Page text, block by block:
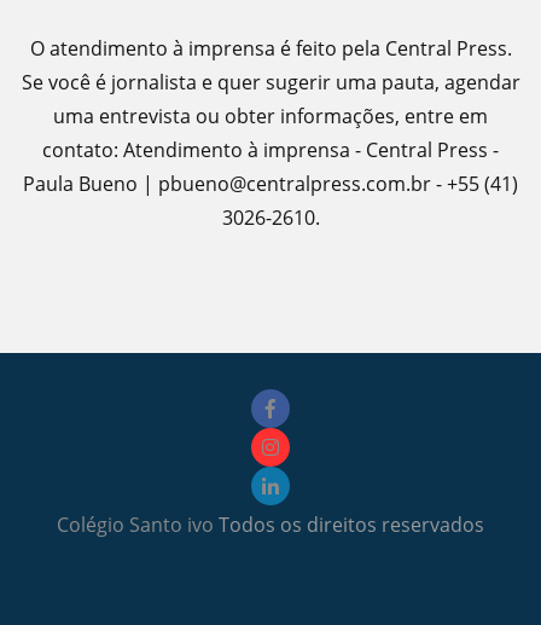
O atendimento à imprensa é feito pela Central Press.
Se você é jornalista e quer sugerir uma pauta, agendar
uma entrevista ou obter informações, entre em
contato: Atendimento à imprensa - Central Press -
Paula Bueno | pbueno@centralpress.com.br - +55 (41)
3026-2610.
Colégio Santo ivo Todos os direitos reservados